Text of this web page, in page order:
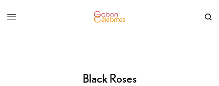
Black Roses